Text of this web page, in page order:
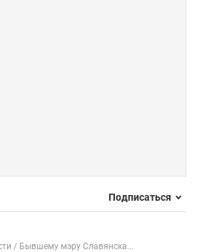
Подписаться
Бывшему мэру Славянска...